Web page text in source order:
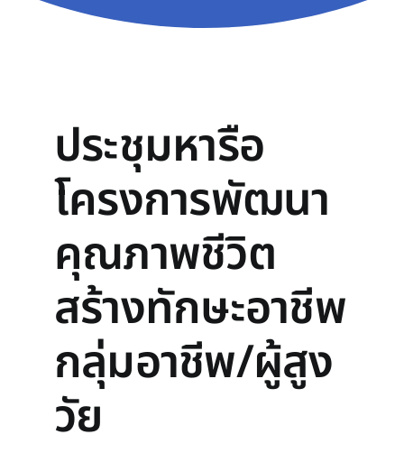
ประชุมหารือ
โครงการพัฒนา
คุณภาพชีวิต
สร้างทักษะอาชีพ
กลุ่มอาชีพ/ผู้สูง
วัย